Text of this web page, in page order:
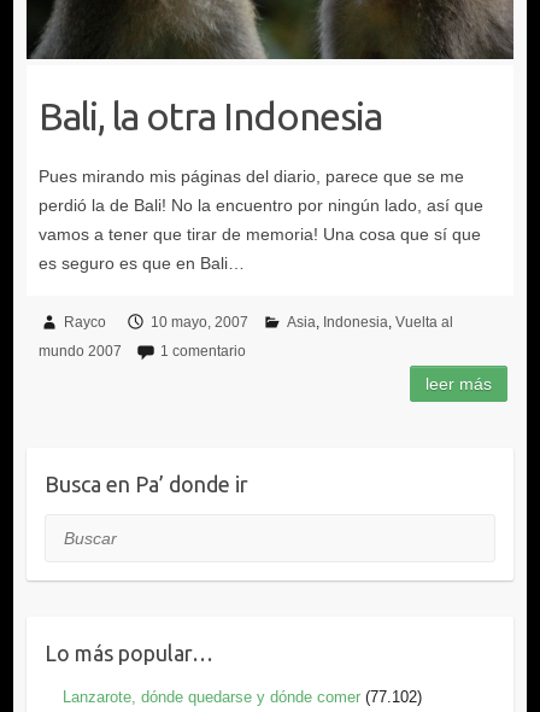
Bali, la otra Indonesia
Rayco 10 mayo, 2007 Asia Indonesia Vuelta al
mundo 2007
1 comentario
Busca en Pa’ donde ir
Buscar
Lo más popular…
Lanzarote, dónde quedarse y dónde comer (77.102)